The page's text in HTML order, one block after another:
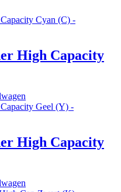
High Capacity
High Capacity